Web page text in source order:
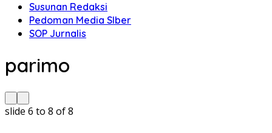
Susunan Redaksi
Pedoman Media SIber
SOP Jurnalis
parimo
slide 6 to 8 of 8